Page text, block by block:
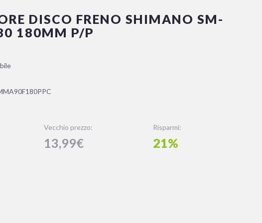
DISCO FRENO SHIMANO SM-
180MM P/P
Vecchio prezzo:
13,99€
Risparmi:
21%